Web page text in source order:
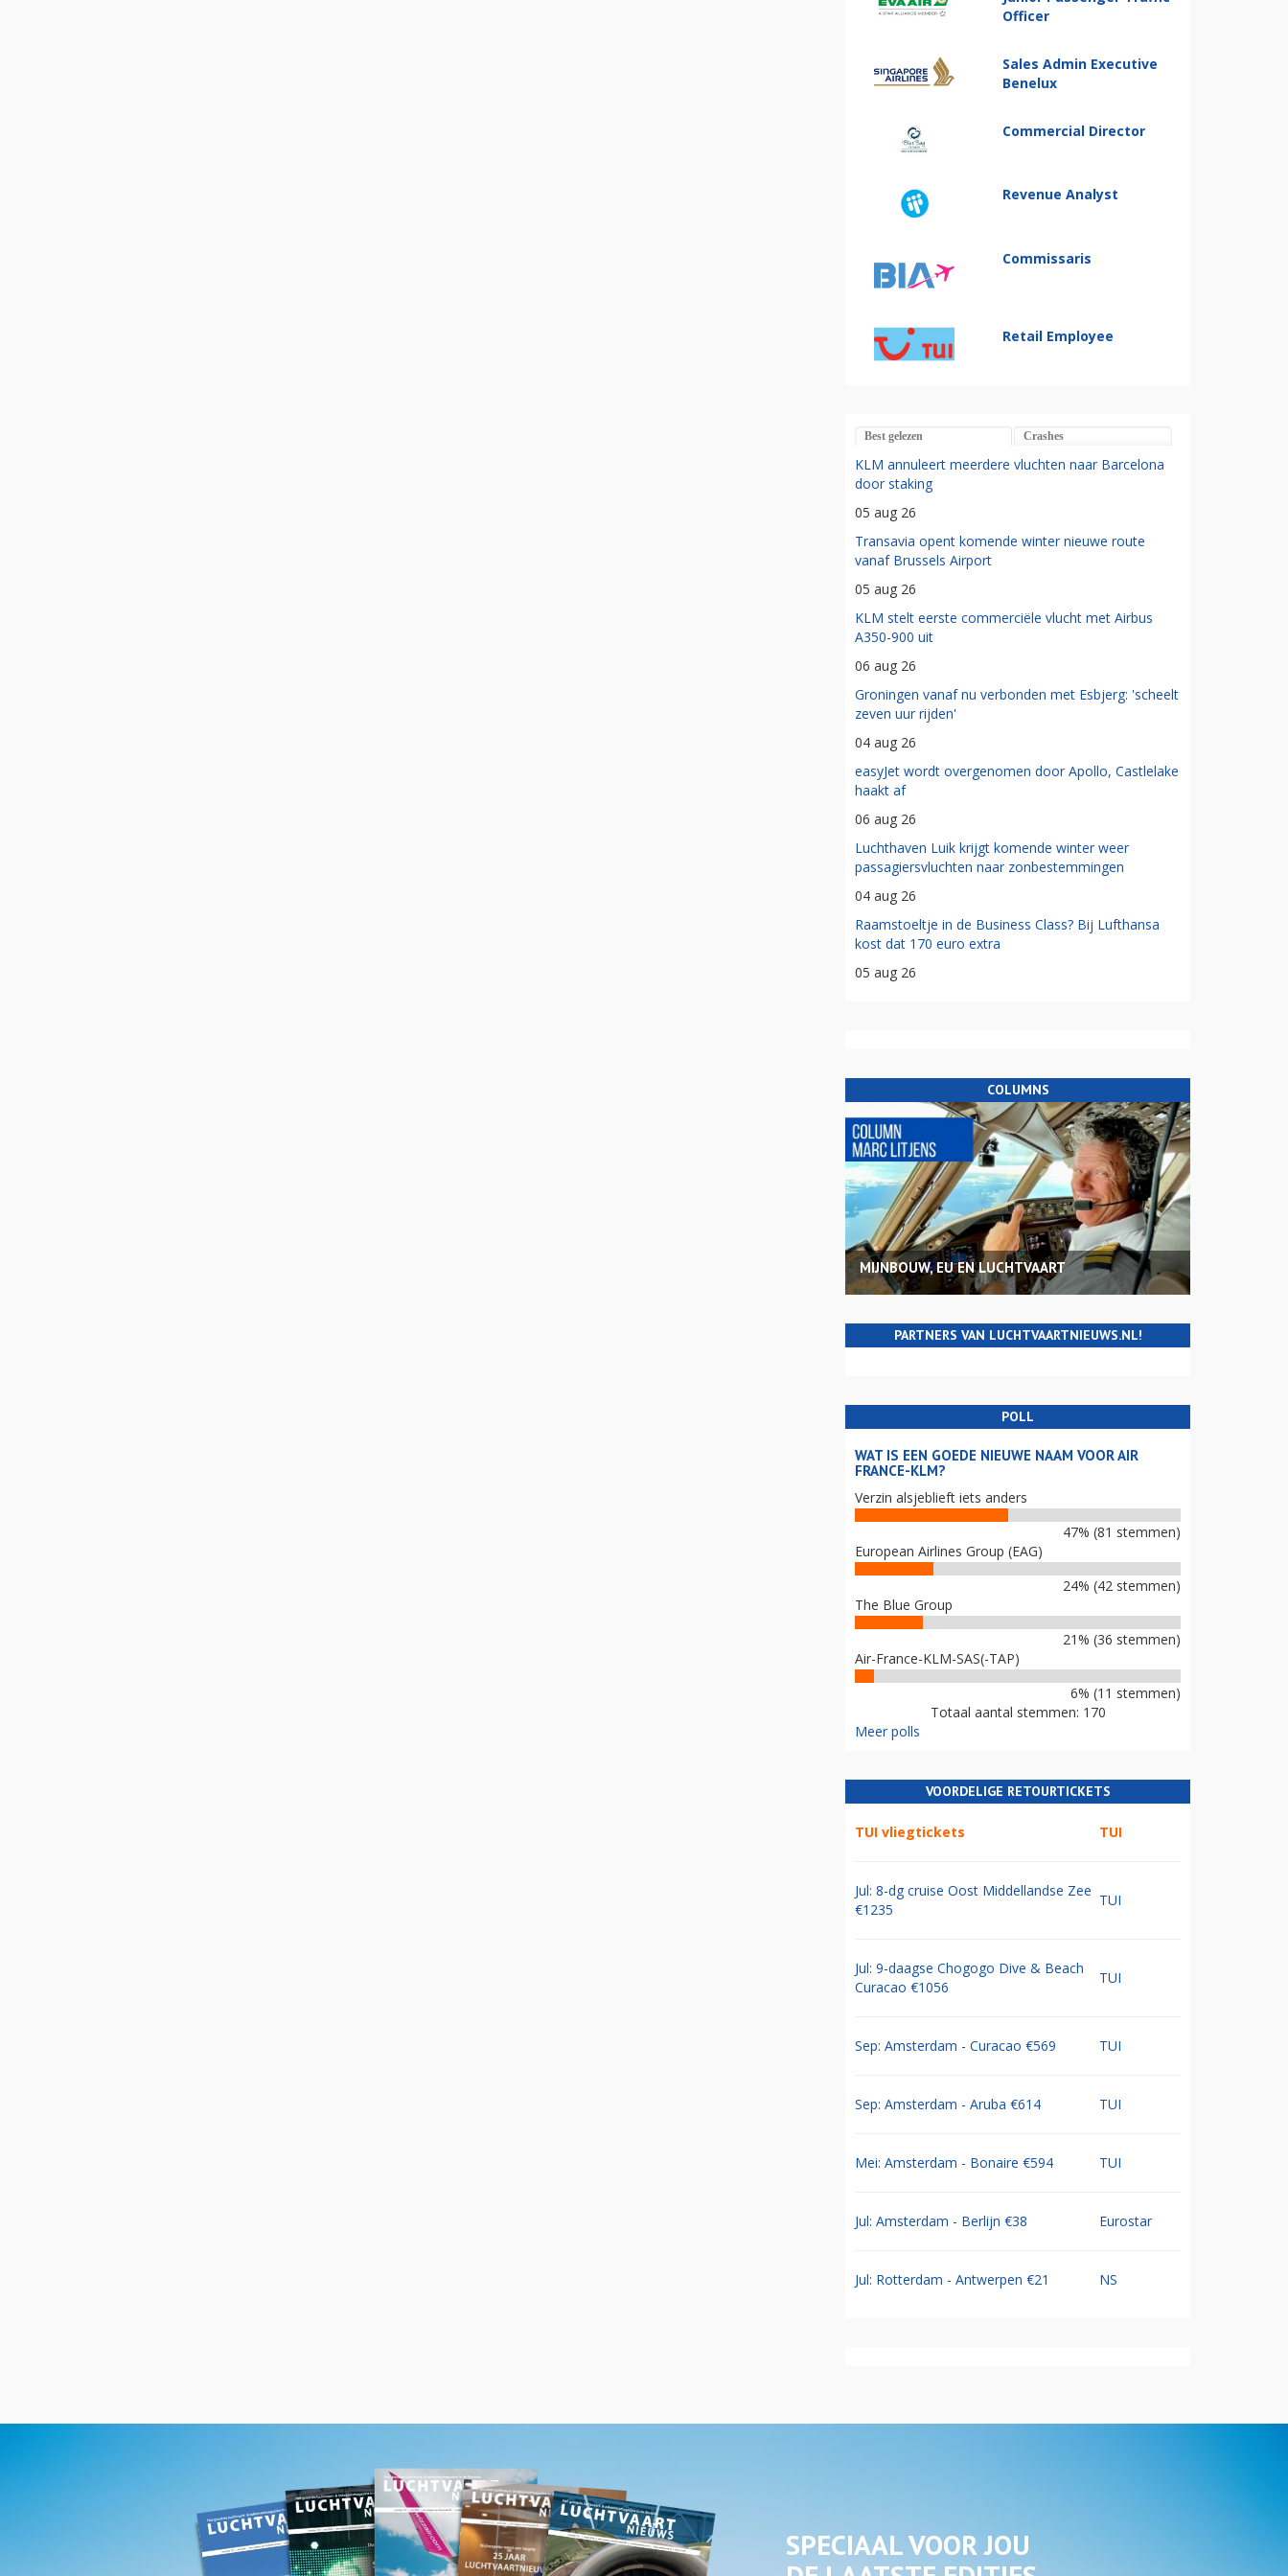
Officer
Sales Admin Executive
Benelux
Commercial Director
Revenue Analyst
Commissaris
Retail Employee
Best gelezen Crashes
KLM annuleert meerdere vluchten naar Barcelona
door staking
05 aug 26
Transavia opent komende winter nieuwe route
vanaf Brussels Airport
05 aug 26
KLM stelt eerste commerciële vlucht met Airbus
A350-900 uit
06 aug 26
Groningen vanaf nu verbonden met Esbjerg: 'scheelt
zeven uur rijden'
04 aug 26
easyJet wordt overgenomen door Apollo, Castlelake
haakt af
06 aug 26
Luchthaven Luik krijgt komende winter weer
passagiersvluchten naar zonbestemmingen
04 aug 26
Raamstoeltje in de Business Class? Bij Lufthansa
kost dat 170 euro extra
05 aug 26
COLUMNS
MIJNBOUW, EU EN LUCHTVAART
PARTNERS VAN LUCHTVAARTNIEUWS.NL!
POLL
WAT IS EEN GOEDE NIEUWE NAAM VOOR AIR
FRANCE-KLM?
Verzin alsjeblieft iets anders
47% (81 stemmen)
European Airlines Group (EAG)
24% (42 stemmen)
The Blue Group
21% (36 stemmen)
Air-France-KLM-SAS(-TAP)
6% (11 stemmen)
Totaal aantal stemmen: 170
Meer polls
VOORDELIGE RETOURTICKETS
TUI vliegtickets TUI
Jul: 8-dg cruise Oost Middellandse Zee
€1235
TUI
Jul: 9-daagse Chogogo Dive & Beach
Curacao €1056
TUI
Sep: Amsterdam - Curacao €569 TUI
Sep: Amsterdam - Aruba €614 TUI
Mei: Amsterdam - Bonaire €594 TUI
Jul: Amsterdam - Berlijn €38 Eurostar
Jul: Rotterdam - Antwerpen €21 NS
SPECIAAL VOOR JOU